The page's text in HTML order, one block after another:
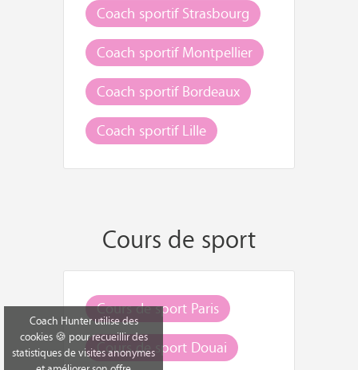
Coach sportif Strasbourg
Coach sportif Montpellier
Coach sportif Bordeaux
Coach sportif Lille
Cours de sport
Cours de sport Paris
Cours de sport Douai
Coach Hunter utilise des
cookies 🍪 pour recueillir des
statistiques de visites anonymes